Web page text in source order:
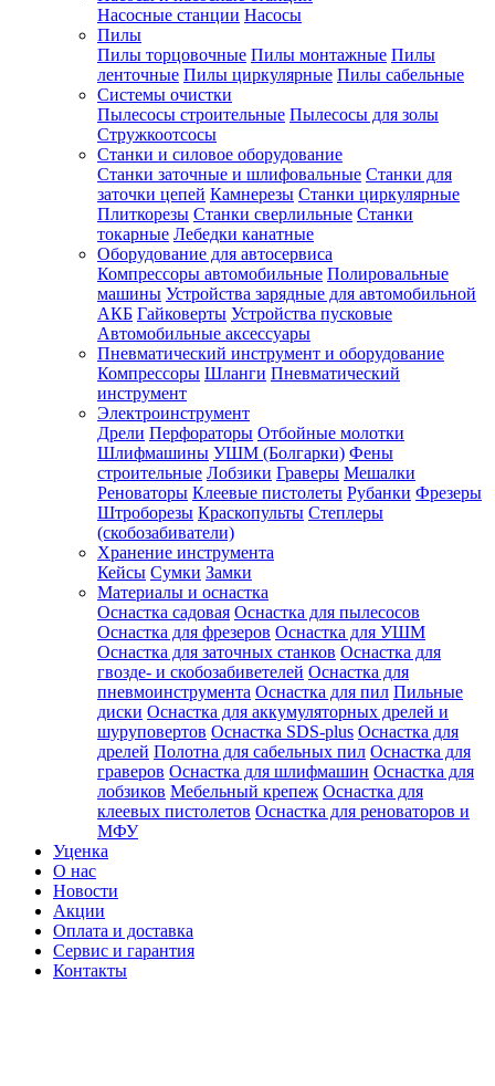
Насосные станции Насосы
Пилы
Пилы торцовочные Пилы монтажные Пилы
ленточные Пилы циркулярные Пилы сабельные
Системы очистки
Пылесосы строительные Пылесосы для золы
Стружкоотсосы
Станки и силовое оборудование
Станки заточные и шлифовальные Станки для
заточки цепей Камнерезы Станки циркулярные
Плиткорезы Станки сверлильные Станки
токарные Лебедки канатные
Оборудование для автосервиса
Компрессоры автомобильные Полировальные
машины Устройства зарядные для автомобильной
АКБ Гайковерты Устройства пусковые
Автомобильные аксессуары
Пневматический инструмент и оборудование
Компрессоры Шланги Пневматический
инструмент
Электроинструмент
Дрели Перфораторы Отбойные молотки
Шлифмашины УШМ (Болгарки) Фены
строительные Лобзики Граверы Мешалки
Реноваторы Клеевые пистолеты Рубанки Фрезеры
Штроборезы Краскопульты Степлеры
(скобозабиватели)
Хранение инструмента
Кейсы Сумки Замки
Материалы и оснастка
Оснастка садовая Оснастка для пылесосов
Оснастка для фрезеров Оснастка для УШМ
Оснастка для заточных станков Оснастка для
гвозде- и скобозабиветелей Оснастка для
пневмоинструмента Оснастка для пил Пильные
диски Оснастка для аккумуляторных дрелей и
шуруповертов Оснастка SDS-plus Оснастка для
дрелей Полотна для сабельных пил Оснастка для
граверов Оснастка для шлифмашин Оснастка для
лобзиков Мебельный крепеж Оснастка для
клеевых пистолетов Оснастка для реноваторов и
МФУ
Уценка
О нас
Новости
Акции
Оплата и доставка
Сервис и гарантия
Контакты